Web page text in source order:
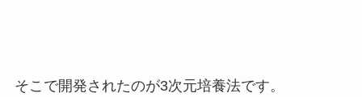
そこで開発されたのが3次元培養法です。